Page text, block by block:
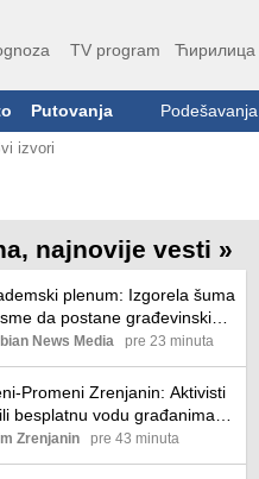
TV program Ћирилица
Putovanja Podešavanja
izvori
najnovije vesti »
plenum: Izgorela šuma
da postane građevinski
izmeniti zakon
News Media pre 23 minuta
Promeni Zrenjanin: Aktivisti
besplatnu vodu građanima
ekstremnih vrućina Kreni -
Zrenjanin
Zrenjanin pre 43 minuta